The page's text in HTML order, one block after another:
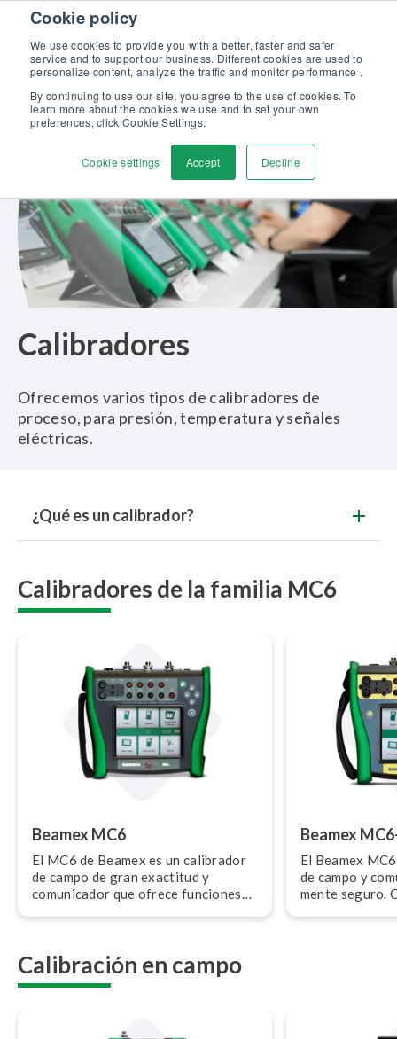
Cookie policy
We use cookies to provide you with a better, faster and safer
service and to support our business. Different cookies are used to
personalize content, analyze the traffic and monitor performance .
By continuing to use our site, you agree to the use of cookies. To
learn more about the cookies we use and to set your own
preferences, click Cookie Settings.
Cookie settings Accept Decline
Skip to content
Descubra nuestro nuevo catálogo Soluciones Beamex para la
Excelencia en Calibración >>
Contáctenos
Calibradores
Ofrecemos varios tipos de calibradores de
proceso, para presión, temperatura y señales
eléctricas.
¿Qué es un calibrador?
Calibradores de la familia MC6
Beamex MC6
El MC6 de Beamex es un calibrador
de campo de gran exactitud y
comunicador que ofrece funciones
como comunicador multibus para in­s­
tru­me­n­tos de bus de campo
Beamex
El Beamex
de campo y
me­n­te seguro.
Calibración en campo